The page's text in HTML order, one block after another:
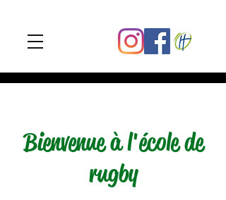
Bienvenue à l'école de
rugby